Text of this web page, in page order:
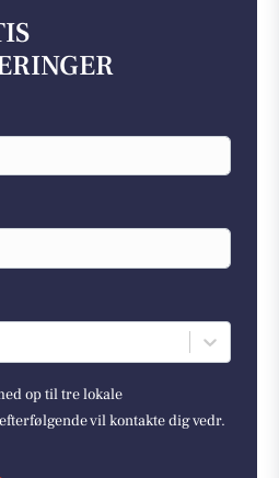
op til tre lokale
vil kontakte dig vedr.